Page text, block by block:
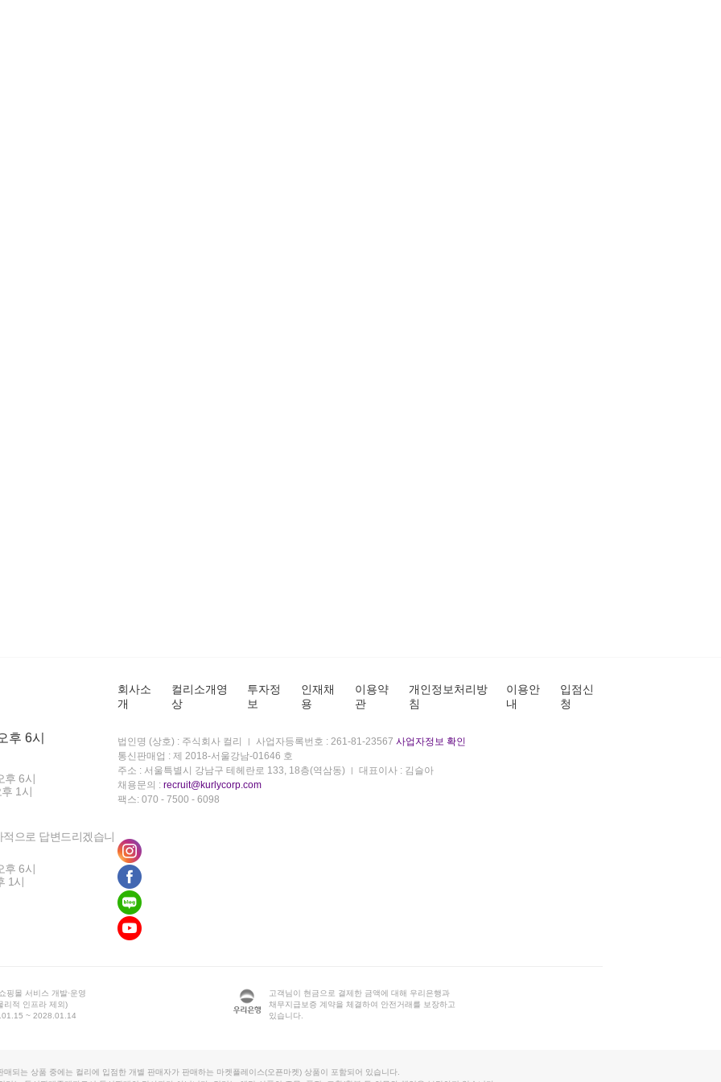
후 6시
후 6시
1시
으로 답변드리겠습니
후 6시
1시
회사소
개
컬리소개영
상
투자정
보
인재채
용
이용약
관
개인정보처리방
침
이용안
내
입점신
청
법인명 (상호) : 주식회사 컬리 사업자등록번호 : 261-81-23567 사업자정보 확인
통신판매업 : 제 2018-서울강남-01646 호
주소 : 서울특별시 강남구 테헤란로 133, 18층(역삼동)
대표이사 : 김슬아
채용문의 : recruit@kurlycorp.com
팩스: 070 - 7500 - 6098
핑몰 서비스 개발·운영
리적 인프라 제외)
~ 2028.01.14
고객님이 현금으로 결제한 금액에 대해 우리은행과
채무지급보증 계약을 체결하여 안전거래를 보장하고
있습니다.
매되는 상품 중에는 컬리에 입점한 개별 판매자가 판매하는 마켓플레이스(오픈마켓) 상품이 포함되어 있습니다.